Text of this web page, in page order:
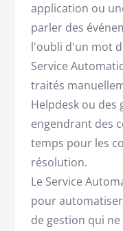
application ou
parler des
l'oubli d'un mot
Service
traités
Helpdesk ou des
engendrant des
temps pour les
résolution.
Le Service
pour
de gestion qui